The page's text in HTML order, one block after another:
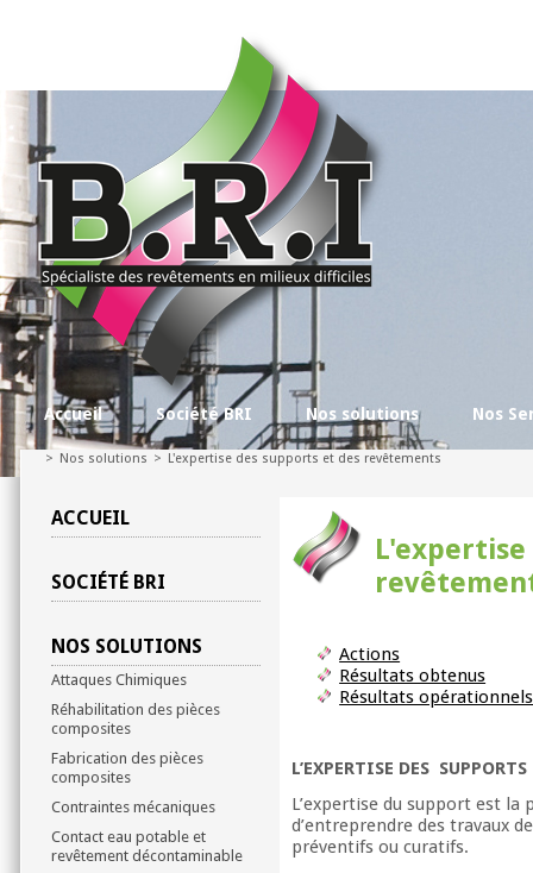
Accueil Société BRI Nos solutions Nos
> Nos solutions > L'expertise des supports et des revêtements
ACCUEIL
SOCIÉTÉ BRI
NOS SOLUTIONS
Attaques Chimiques
Réhabilitation des pièces
composites
Fabrication des pièces
composites
Contraintes mécaniques
Contact eau potable et
revêtement décontaminable
Actions
Résultats obtenus
Résultats opérationnels
L’EXPERTISE DES SUPPORTS
L’expertise du support est
d’entreprendre des travaux
préventifs ou curatifs.